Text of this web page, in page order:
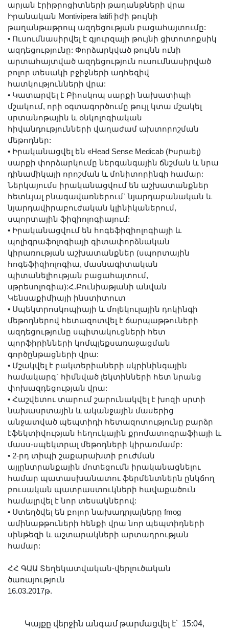
արյան էրիթրոցիտների թաղանթների վրա
Իրանական Montivipera latifi իժի թույնի
թաղանթաթրոպ ազդեցության բացահայտումը:
• Ուսումնասիրվել է գյուրզայի թույնի ցիտոտոքսիկ
ազդեցությունը: Փորձարկված թույնն ունի
արտահայտված ազդեցություն ուսումնասիրված
բոլոր տեսակի բջիջների ադհեզիվ
հատկությունների վրա:
• Կատարվել է Բիոսկոպ սարքի նախատիպի
մշակում, որի օգտագործումը թույլ կտա մշակել
սրտանոթային և օնկոլոգիական
հիվանդությունների վաղաժամ ախտորոշման
մեթոդներ:
• Իրականացվել են «Head Sense Medicab (Իսրաել)
սարքի փորձարկումը ներգանգային ճնշման և նրա
դինամիկայի որոշման և մոնիտորինգի համար:
Ներկայումս իրականացվում են աշխատանքներ
հետևյալ բնագավառներում` նյարդաբանական և
նյարդավիրաբուժական կլինիկաներում,
սպորտային ֆիզիոլոգիայում:
• Իրականացվում են հոգեֆիզիոլոգիայի և
պոլիգրաֆոլոգիայի գիտափորձնական
կիրառության աշխատանքներ (սպորտային
հոգեֆիզիոլոգիա, մասնագիտական
պիտանելիության բացահայտում,
սթրեսոլոգիա):Հ.Բունիաթյանի անվան
Կենսաքիմիայի ինստիտուտ
• Սպեկտրոսկոպիայի և մոլեկուլային դոկինգի
մեթոդներով հետազոտվել է ճարպաթթուների
ազդեցությունը սպիտակուցների հետ
պորֆիրինների կոմպլեքսառաջացման
գործընթացների վրա:
• Մշակվել է բակտերիաների սկրինինգային
համակարգ` հիմնված լեկտինների հետ նրանց
փոխազդեցության վրա:
• Հաշվետու տարում շարունակվել է խոզի սրտի
նախասրտային և ականջային մասերից
անջատված պեպտիդի հետազոտությունը բարձր
էֆեկտիվության հեղուկային քրոմատոգրաֆիայի և
մասս-սպեկտրալ մեթոդների կիրառմամբ:
• 2-րդ տիպի շաքարախտի բուժման
այլընտրանքային մոտեցումն իրականացնելու
համար պատասխանատու ֆերմենտներն ընկճող
բուսական պատրաստուկների հավաքածուն
համալրվել է նոր տեսակներով:
• Ստեղծվել են բոլոր նախադրյալները fmog
ամինաթթուների հենքի վրա նոր պեպտիդների
սինթեզի և աշտարակների արտադրության
համար:
ՀՀ ԳԱԱ Տեղեկատվական-վերլուծական
ծառայություն
16.03.2017թ.
Կայքը վերջին անգամ թարմացվել է՝ 15:04,